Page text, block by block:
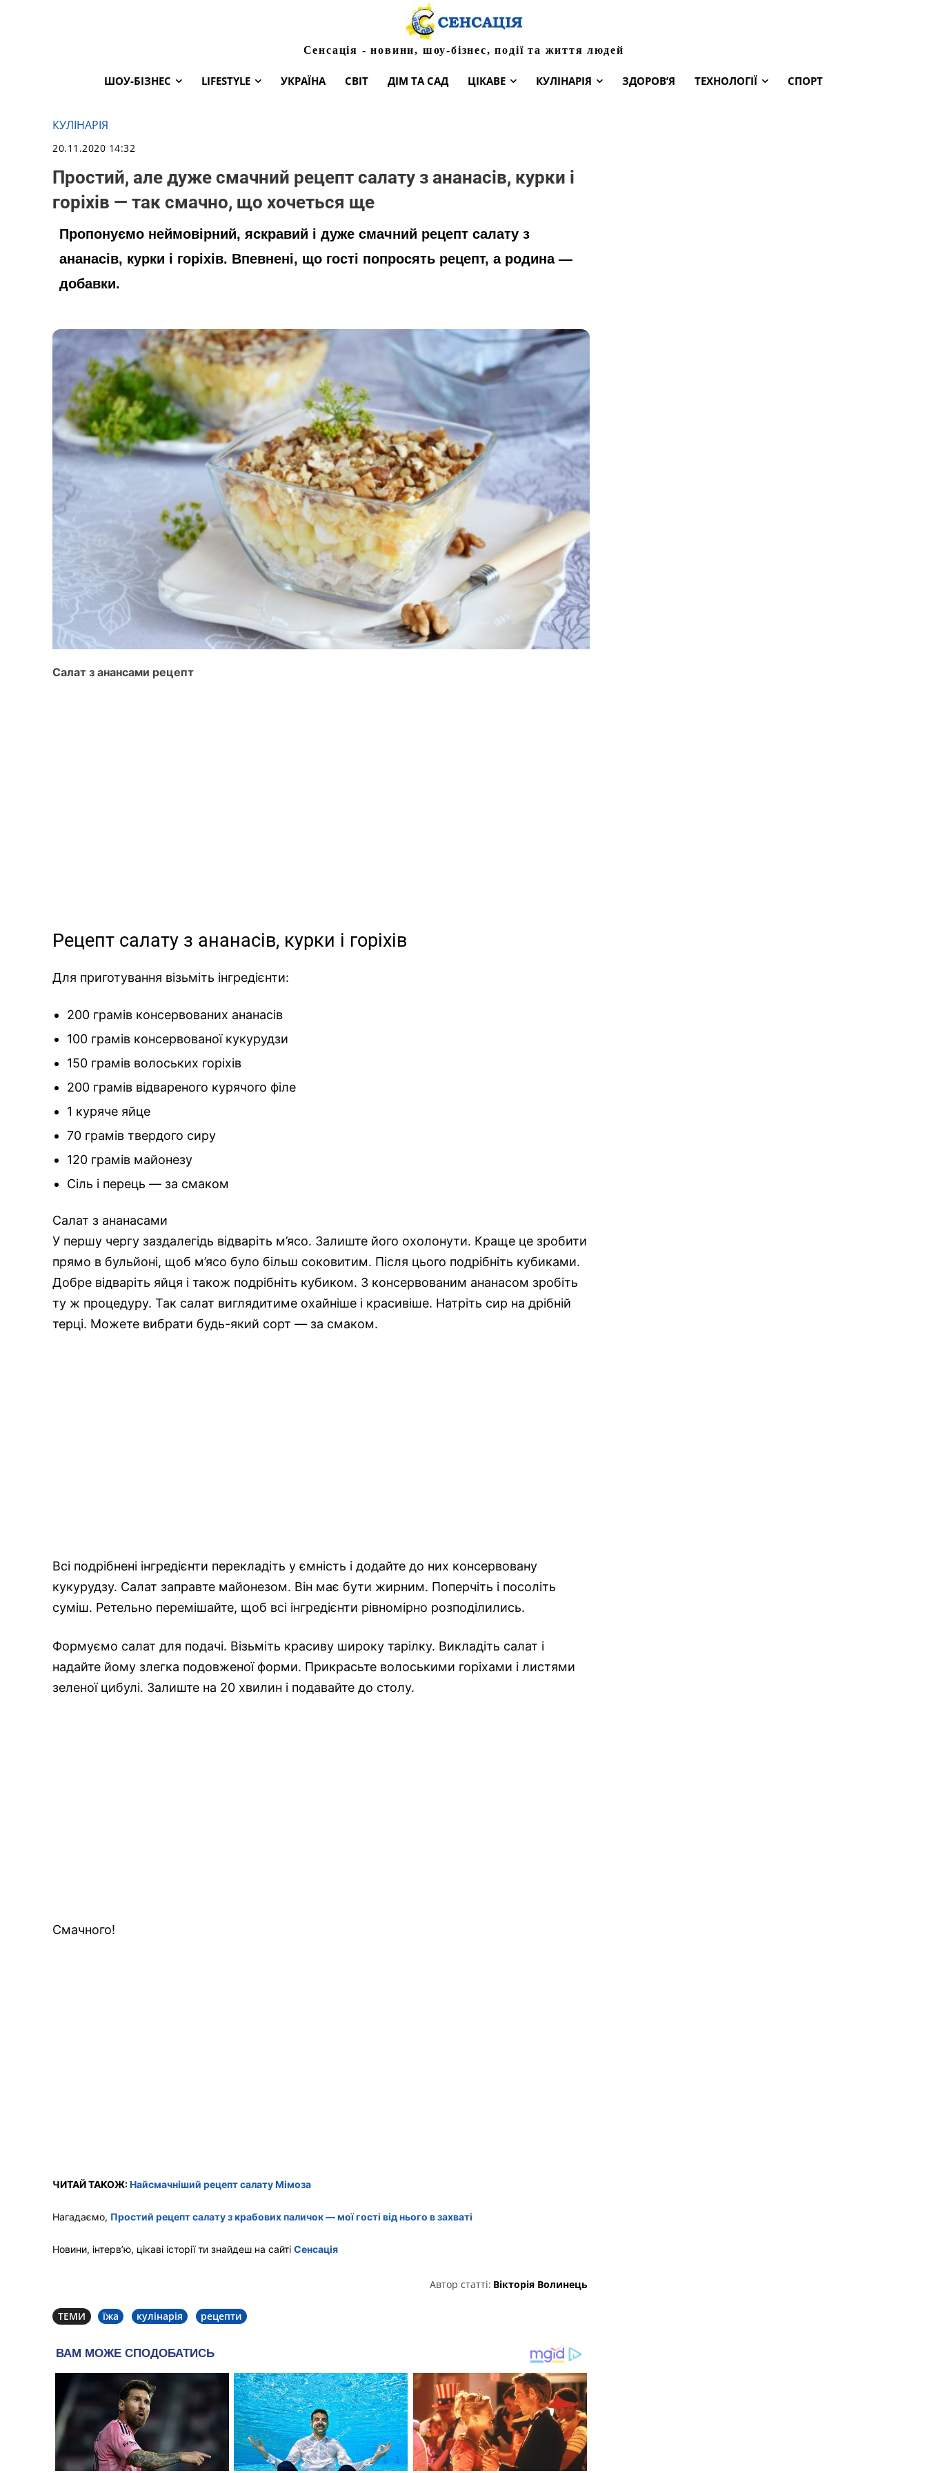
Сенсація - новини, шоу-бізнес, події та життя людей
ШОУ-БІЗНЕС LIFESTYLE УКРАЇНА СВІТ ДІМ ТА САД ЦІКАВЕ КУЛІНАРІЯ ЗДОРОВ’Я ТЕХНОЛОГІЇ СПОРТ
КУЛІНАРІЯ
20.11.2020 14:32
Простий, але дуже смачний рецепт салату з ананасів, курки і
горіхів — так смачно, що хочеться ще
Пропонуємо неймовірний, яскравий і дуже смачний рецепт салату з
ананасів, курки і горіхів. Впевнені, що гості попросять рецепт, а родина —
добавки.
Салат з анансами рецепт
Рецепт салату з ананасів, курки і горіхів
Для приготування візьміть інгредієнти:
200 грамів консервованих ананасів
100 грамів консервованої кукурудзи
150 грамів волоських горіхів
200 грамів відвареного курячого філе
1 куряче яйце
70 грамів твердого сиру
120 грамів майонезу
Сіль і перець — за смаком
Салат з ананасами
У першу чергу заздалегідь відваріть м’ясо. Залиште його охолонути. Краще це зробити
прямо в бульйоні, щоб м’ясо було більш соковитим. Після цього подрібніть кубиками.
Добре відваріть яйця і також подрібніть кубиком. З консервованим ананасом зробіть
ту ж процедуру. Так салат виглядитиме охайніше і красивіше. Натріть сир на дрібній
терці. Можете вибрати будь-який сорт — за смаком.
Всі подрібнені інгредієнти перекладіть у ємність і додайте до них консервовану
кукурудзу. Салат заправте майонезом. Він має бути жирним. Поперчіть і посоліть
суміш. Ретельно перемішайте, щоб всі інгредієнти рівномірно розподілились.
Формуємо салат для подачі. Візьміть красиву широку тарілку. Викладіть салат і
надайте йому злегка подовженої форми. Прикрасьте волоськими горіхами і листями
зеленої цибулі. Залиште на 20 хвилин і подавайте до столу.
Смачного!
ЧИТАЙ ТАКОЖ:Найсмачніший рецепт салату Мімоза
Нагадаємо, Простий рецепт салату з крабових паличок — мої гості від нього в захваті
Новини, інтерв’ю, цікаві історії ти знайдеш на сайті Сенсація
Автор статті: Вікторія Волинець
ТЕМИ їжа кулінарія рецепти